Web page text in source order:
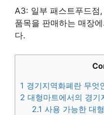
A3: 일부 패스트푸드점
품목을 판매하는 매장
다.
1 경기지역화폐란 무엇
2 대형마트에서의 경기
2.1 사용 가능한 대